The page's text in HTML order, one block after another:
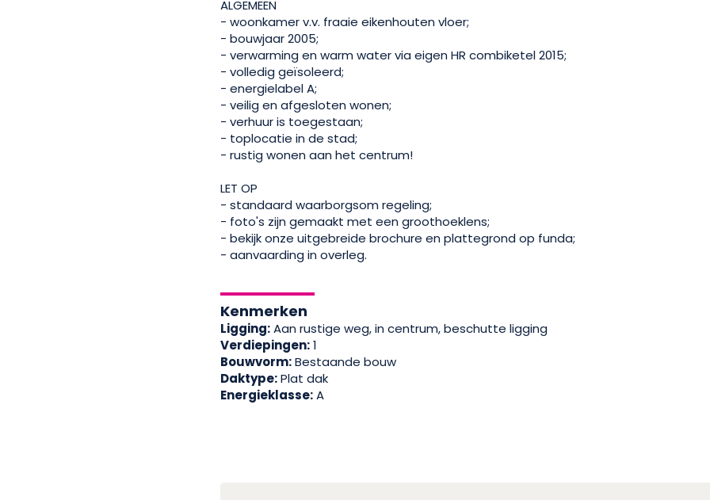
ALGEMEEN
- woonkamer v.v. fraaie eikenhouten vloer;
- bouwjaar 2005;
- verwarming en warm water via eigen HR combiketel 2015;
- volledig geïsoleerd;
- energielabel A;
- veilig en afgesloten wonen;
- verhuur is toegestaan;
- toplocatie in de stad;
- rustig wonen aan het centrum!
LET OP
- standaard waarborgsom regeling;
- foto's zijn gemaakt met een groothoeklens;
- bekijk onze uitgebreide brochure en plattegrond op funda;
- aanvaarding in overleg.
Kenmerken
Ligging:Aan rustige weg, in centrum, beschutte ligging
Verdiepingen:1
Bouwvorm:Bestaande bouw
Daktype:Plat dak
Energieklasse:A